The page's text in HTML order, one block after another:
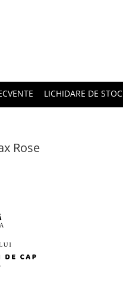
LICHIDARE DE STOC
Rose